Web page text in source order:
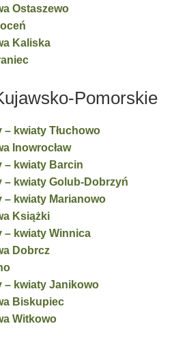
Ostaszewo
Kaliska
Pomorskie
– kwiaty Tłuchowo
Inowrocław
– kwiaty Barcin
– kwiaty Golub-Dobrzyń
– kwiaty Marianowo
Książki
– kwiaty Winnica
Dobrcz
– kwiaty Janikowo
Biskupiec
Witkowo